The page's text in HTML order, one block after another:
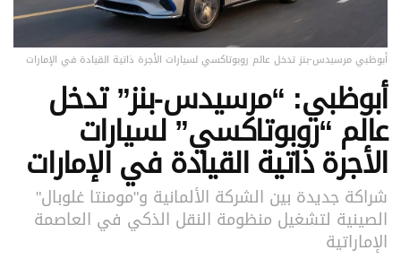
أبوظبي مرسيدس-بنز تدخل عالم روبوتاكسي لسيارات الأجرة ذاتية القيادة في الإمارات
أبوظبي: “مرسيدس-بنز” تدخل
عالم “روبوتاكسي” لسيارات
الأجرة ذاتية القيادة في الإمارات
شراكة جديدة بين الشركة الألمانية و"مومنتا غلوبال"
الصينية لتشغيل منظومة النقل الذكي في العاصمة
الإماراتية